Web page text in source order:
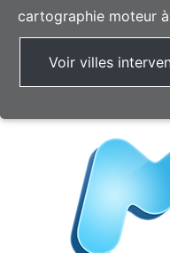
cartographie moteur
Voir villes